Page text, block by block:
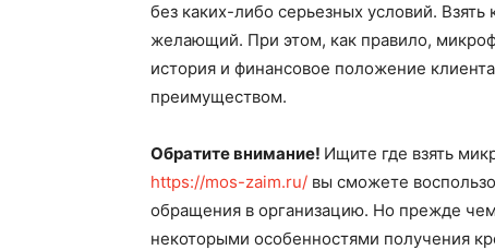
без каких-либо серьезных условий.
желающий. При этом, как правило,
история и финансовое положение
преимуществом.
Обратите внимание! Ищите где взять
https://mos-zaim.ru/ вы сможете
обращения в организацию. Но прежде
некоторыми особенностями получения